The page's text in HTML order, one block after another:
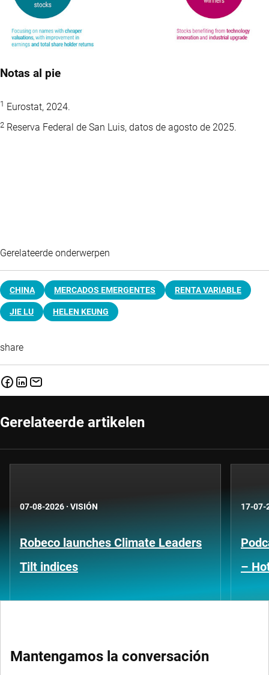
Notas al pie
1 Eurostat, 2024.
2 Reserva Federal de San Luis, datos de agosto de 2025.
Gerelateerde onderwerpen
CHINA MERCADOS EMERGENTES RENTA VARIABLE
JIE LU HELEN KEUNG
share
Gerelateerde artikelen
07-08-2026 · VISIÓN
Robeco launches Climate Leaders
Tilt indices
17-07-
–
Mantengamos la conversación